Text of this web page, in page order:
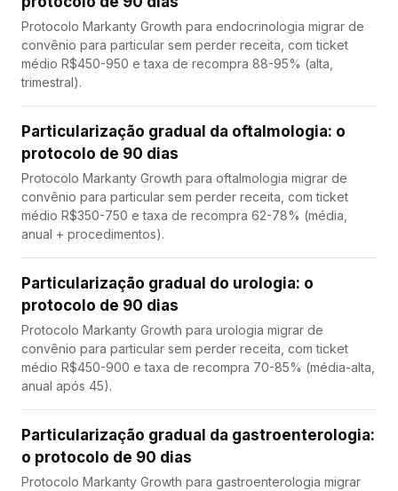
Protocolo Markanty Growth para endocrinologia migrar de
convênio para particular sem perder receita, com ticket
médio R$450-950 e taxa de recompra 88-95% (alta,
trimestral).
Particularização gradual da oftalmologia: o
protocolo de 90 dias
Protocolo Markanty Growth para oftalmologia migrar de
convênio para particular sem perder receita, com ticket
médio R$350-750 e taxa de recompra 62-78% (média,
anual + procedimentos).
Particularização gradual do urologia: o
protocolo de 90 dias
Protocolo Markanty Growth para urologia migrar de
convênio para particular sem perder receita, com ticket
médio R$450-900 e taxa de recompra 70-85% (média-alta,
anual após 45).
Particularização gradual da gastroenterologia:
o protocolo de 90 dias
Protocolo Markanty Growth para gastroenterologia migrar